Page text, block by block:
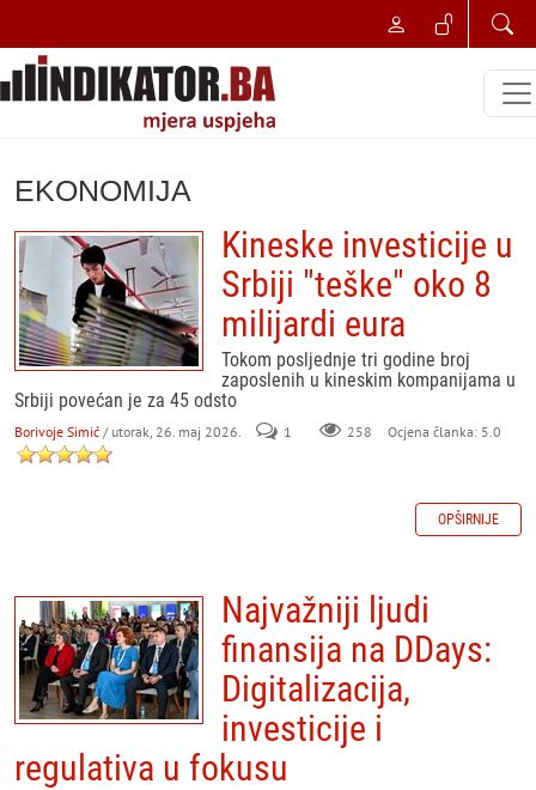
EKONOMIJA
Kineske investicije u
Srbiji "teške" oko 8
milijardi eura
Tokom posljednje tri godine broj
zaposlenih u kineskim kompanijama u
Srbiji povećan je za 45 odsto
Borivoje Simić / utorak, 26. maj 2026. 1 258 Ocjena članka: 5.0
OPŠIRNIJE
Najvažniji ljudi
finansija na DDays:
Digitalizacija,
investicije i
regulativa u fokusu